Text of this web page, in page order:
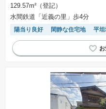
※取引にかかる費用：物件の契約手続き、決
不動産会社によって表記有無が異なるため、
いたします。
場合があります。
129.57m²（登記）
水間鉄道「近義の里」歩4分
陽当り良好 閑静な住宅地 平